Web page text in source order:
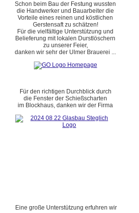
Schon beim Bau der Festung wussten
die Handwerker und Bauarbeiter die
Vorteile eines reinen und köstlichen
Gerstensaft zu schätzen!
Für die vielfältige Unterstützung und
Belieferung mit lokalen Durstlöschern
zu unserer Feier,
danken wir sehr der Ulmer Brauerei ...
Für den richtigen Durchblick durch
die Fenster der Schießscharten
im Blockhaus, danken wir der Firma
Eine große Unterstützung erfuhren wir